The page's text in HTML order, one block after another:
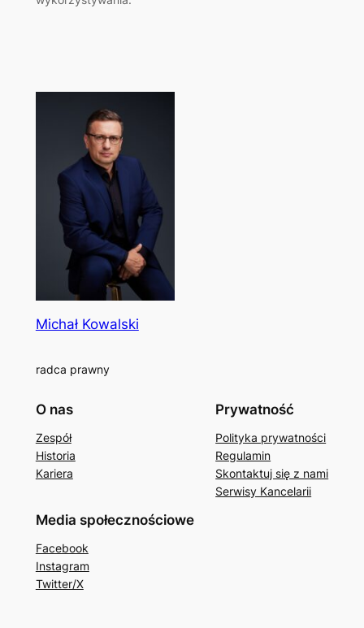
Michał Kowalski
radca prawny
O nas
Zespół
Historia
Kariera
Prywatność
Polityka prywatności
Regulamin
Skontaktuj się z nami
Serwisy Kancelarii
Media społecznościowe
Facebook
Instagram
Twitter/X